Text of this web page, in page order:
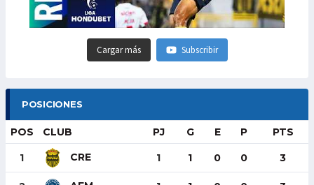
Cargar más Subscribir
POSICIONES
POS CLUB PJ G E P PTS
1 CRE 1 1 0 0 3